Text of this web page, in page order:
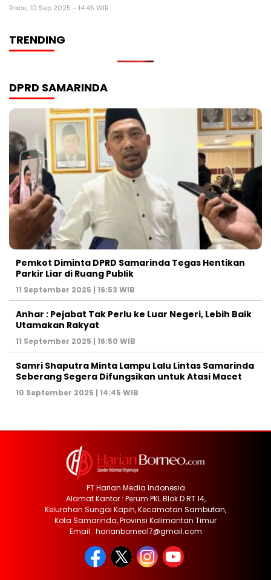
Rabu, 10 Sep 2025 - 14:45 WIB
TRENDING
DPRD SAMARINDA
Pemkot Diminta DPRD Samarinda Tegas Hentikan
Parkir Liar di Ruang Publik
11 September 2025 | 16:53 WIB
Anhar : Pejabat Tak Perlu ke Luar Negeri, Lebih Baik
Utamakan Rakyat
11 September 2025 | 16:50 WIB
Samri Shaputra Minta Lampu Lalu Lintas Samarinda
Seberang Segera Difungsikan untuk Atasi Macet
10 September 2025 | 14:45 WIB
PT Harian Media Indonesia
Alamat Kantor : Perum PKL Blok D RT 14,
Kelurahan Sungai Kapih, Kecamatan Sambutan,
Kota Samarinda, Provinsi Kalimantan Timur
Email : harianborneo17@gmail.com